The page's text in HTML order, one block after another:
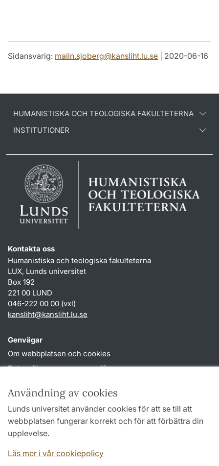
Användning av cookies
Lunds universitet använder cookies för att se till att
webbplatsen fungerar korrekt och för att förbättra din
upplevelse.
Läs mer i vår cookiepolicy
Sidansvarig: malin.sjoberg@kansliht.lu.se | 2020-06-16
HUMANISTISKA OCH TEOLOGISKA FAKULTETERNA
INSTITUTIONER
Kontakta oss
Humanistiska och teologiska fakulteterna
LUX, Lunds universitet
Box 192
221 00 LUND
046-222 00 00 (vxl)
kansliht@kansliht.lu.se
Genvägar
Om webbplatsen och cookies
Behandling av personuppgifter
TYPO3-login
Följ oss i sociala medier